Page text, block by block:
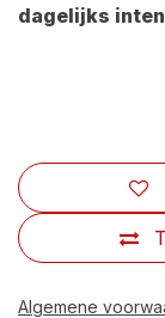
dagelijks
Algemene